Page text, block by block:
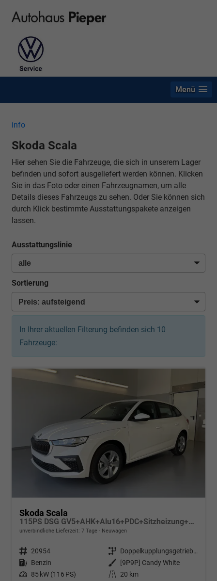
Menü
info
Skoda Scala
Hier sehen Sie die Fahrzeuge, die sich in unserem Lager
befinden und sofort ausgeliefert werden können. Klicken
Sie in das Foto oder einen Fahrzeugnamen, um alle
Details dieses Fahrzeugs zu sehen. Oder Sie können sich
durch Klick bestimmte Ausstattungspakete anzeigen
lassen.
Ausstattungslinie
Sortierung
In Ihrer aktuellen Filterung befinden sich 10
Fahrzeuge:
Skoda Scala
115PS DSG GV5+AHK+Alu16+PDC+Sitzheizung+App-Connect
unverbindliche Lieferzeit: 7 Tage Neuwagen
Fahrzeugnr. 20954 Getriebe
Doppelkupplungsgetriebe (DSG)
Kraftstoff Benzin Außenfarbe
[9P9P] Candy White
Leistung 85 kW (116 PS) Kilometerstand 20 km